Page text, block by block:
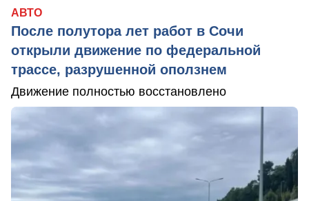
АВТО
После полутора лет работ в Сочи
открыли движение по федеральной
трассе, разрушенной оползнем
Движение полностью восстановлено